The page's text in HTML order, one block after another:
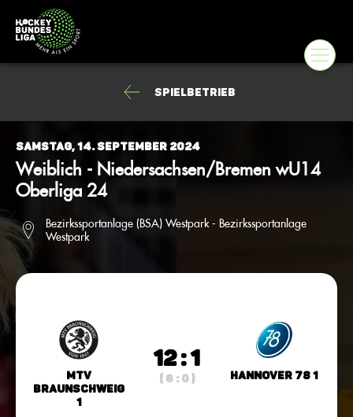
Spielbetrieb
Samstag, 14. September 2024
Weiblich - Niedersachsen/Bremen wU14
Oberliga 24
Bezirkssportanlage (BSA) Westpark - Bezirkssportanlage
Westpark
MTV
Braunschweig
1
12 : 1
( 6 : 0 ) Hannover 78 1